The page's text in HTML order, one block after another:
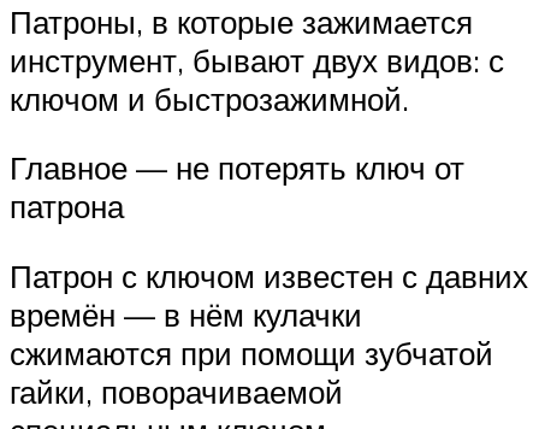
Патроны, в которые зажимается
инструмент, бывают двух видов: с
ключом и быстрозажимной.
Главное — не потерять ключ от
патрона
Патрон с ключом известен с давних
времён — в нём кулачки
сжимаются при помощи зубчатой
гайки, поворачиваемой